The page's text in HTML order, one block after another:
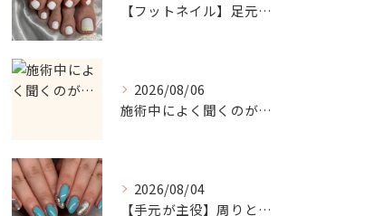
【フットネイル】足元がパッと映える！ホワイトワンカラーネイル
2026/08/06
施術中によく聞くのが…
2026/08/04
【手元が主役】周りと差がつく！ターコイズ×シルバーラメのアクセントネイル